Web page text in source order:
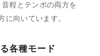
程とテンポの両方を
に向いています。
各種モード